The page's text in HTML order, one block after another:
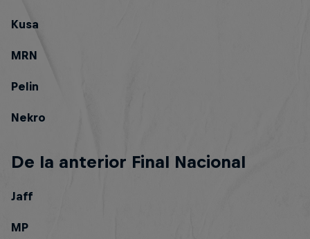
Kusa
MRN
Pelin
Nekro
De la anterior Final Nacional
Jaff
MP